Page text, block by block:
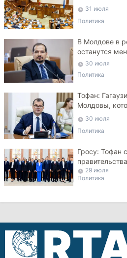
критикует
31 июля
Политика
В Молдове в
останутся
30 июля
Политика
Тофан:
Молдовы,
мосты с
30 июля
Политика
Гросу: Тофан
министров
29 июля
Политика